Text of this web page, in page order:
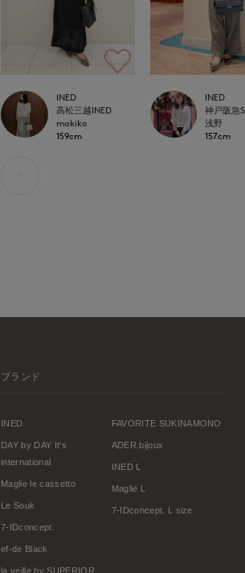
INED
高松三越INED
makiko
159cm
INED
浅野
157cm
ブランド
INED
DAY by DAY It's
international
Maglie le cassetto
Le Souk
7-IDconcept.
ef-de Black
la veille by SUPERIOR
FAVORITE SUKINAMONO
ADER.bijoux
INED L
Maglie L
7-IDconcept. L size